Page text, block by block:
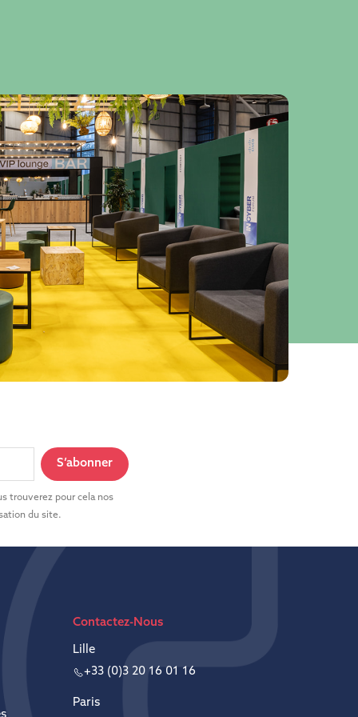
trouverez pour cela nos
du site.
Contactez-Nous
Lille
+33 (0)3 20 16 01 16
Paris